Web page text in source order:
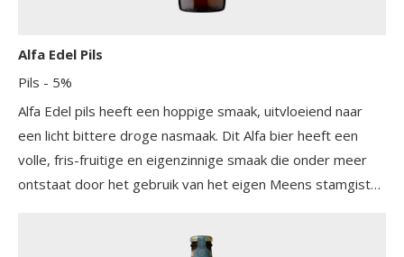
Alfa Edel Pils
Pils - 5%
Alfa Edel pils heeft een hoppige smaak, uitvloeiend naar
een licht bittere droge nasmaak. Dit Alfa bier heeft een
volle, fris-fruitige en eigenzinnige smaak die onder meer
ontstaat door het gebruik van het eigen Meens stamgist